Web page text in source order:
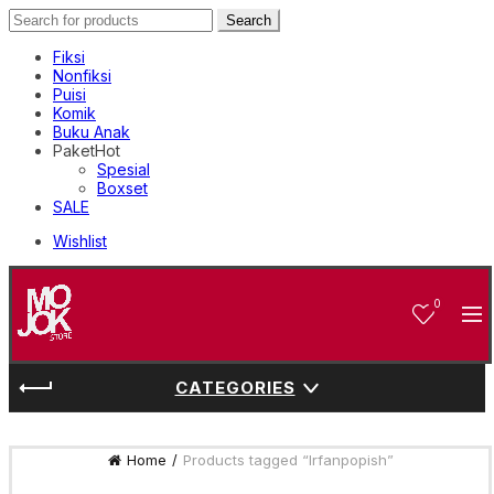
Search
for:
Search
Fiksi
Nonfiksi
Puisi
Komik
Buku Anak
PaketHot
Spesial
Boxset
SALE
Wishlist
0
CATEGORIES
Home Products tagged “Irfanpopish”